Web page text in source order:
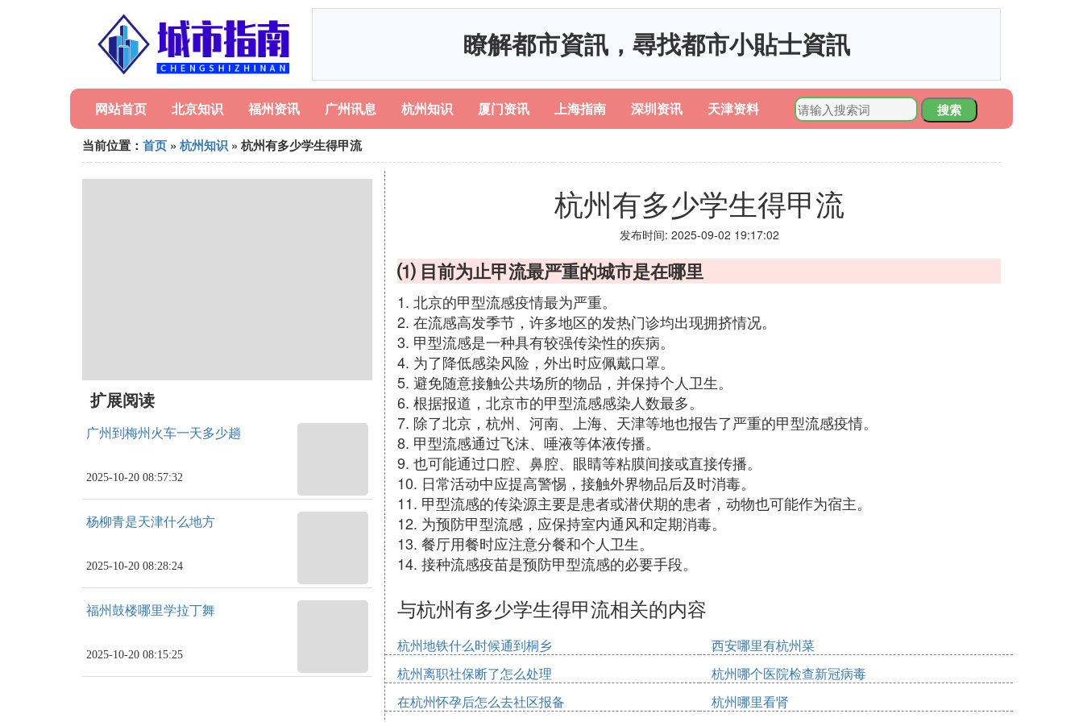
瞭解都市資訊，尋找都市小貼士資訊
网站首页 北京知识 福州资讯 广州讯息 杭州知识 厦门资讯 上海指南 深圳资讯 天津资料
搜索
当前位置： 首页 » 杭州知识 » 杭州有多少学生得甲流
扩展阅读
广州到梅州火车一天多少趟
2025-10-20 08:57:32
杨柳青是天津什么地方
2025-10-20 08:28:24
福州鼓楼哪里学拉丁舞
2025-10-20 08:15:25
杭州有多少学生得甲流
发布时间: 2025-09-02 19:17:02
⑴ 目前为止甲流最严重的城市是在哪里
1. 北京的甲型流感疫情最为严重。
2. 在流感高发季节，许多地区的发热门诊均出现拥挤情况。
3. 甲型流感是一种具有较强传染性的疾病。
4. 为了降低感染风险，外出时应佩戴口罩。
5. 避免随意接触公共场所的物品，并保持个人卫生。
6. 根据报道，北京市的甲型流感感染人数最多。
7. 除了北京，杭州、河南、上海、天津等地也报告了严重的甲型流感疫情。
8. 甲型流感通过飞沫、唾液等体液传播。
9. 也可能通过口腔、鼻腔、眼睛等粘膜间接或直接传播。
10. 日常活动中应提高警惕，接触外界物品后及时消毒。
11. 甲型流感的传染源主要是患者或潜伏期的患者，动物也可能作为宿主。
12. 为预防甲型流感，应保持室内通风和定期消毒。
13. 餐厅用餐时应注意分餐和个人卫生。
14. 接种流感疫苗是预防甲型流感的必要手段。
与杭州有多少学生得甲流相关的内容
杭州地铁什么时候通到桐乡
西安哪里有杭州菜
杭州离职社保断了怎么处理
杭州哪个医院检查新冠病毒
在杭州怀孕后怎么去社区报备
杭州哪里看肾